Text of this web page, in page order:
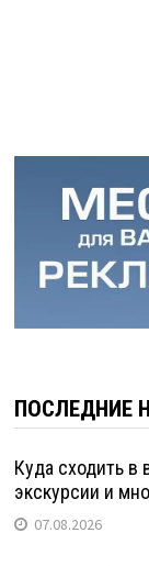
ПОСЛЕДНИЕ
Куда сходить в
экскурсии и
07.08.2026